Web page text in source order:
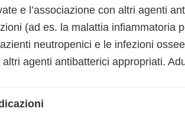
e l’associazione con altri agenti
(ad es. la malattia infiammatoria
neutropenici e le infezioni
altri agenti antibatterici appropriati.